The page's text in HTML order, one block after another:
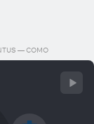
— COMO